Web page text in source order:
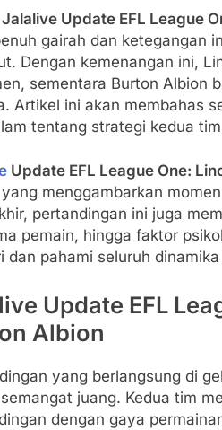
Jalalive Update EFL League
gairah dan ketegangan
Dengan kemenangan ini,
sementara Burton Albion
Artikel ini akan membahas
tentang strategi kedua
Update EFL League One:
menggambarkan
pertandingan ini juga
pemain, hingga faktor
dan pahami seluruh
Update EFL
Albion
yang berlangsung di
juang. Kedua tim
dengan gaya